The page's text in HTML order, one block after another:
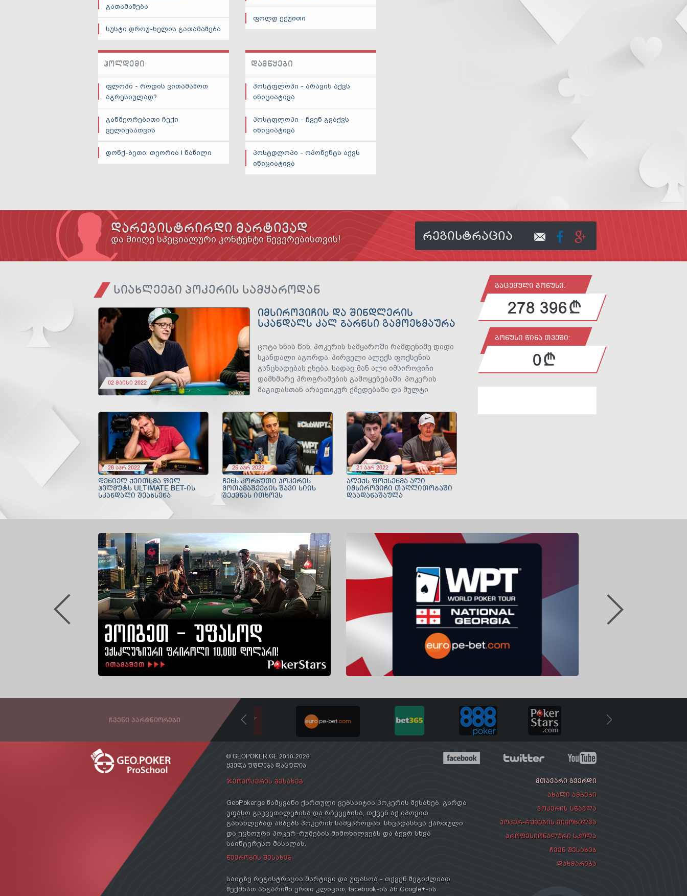
გათამაშება
სუსტი დროუ-ხელის გათამაშება
ფოლდ ექუითი
ᲰᲝᲚᲓᲔᲛᲘ
ფლოპი - როდის ვითამაშოთ
აგრესიულად?
განმეორებითი ჩექი
ველიუსათვის
დონქ-ბეთი: თეორია I ნაწილი
ᲓᲐᲛᲬᲧᲔᲑᲘ
პოსტფლოპი - არავის აქვს
ინიციატივა
პოსტფლოპი - ჩვენ გვაქვს
ინიციატივა
პოსტდლოპი - ოპონენტს აქვს
ინიციატივა
ᲓᲐᲠᲔᲒᲘᲡᲢᲠᲘᲠᲓᲘ ᲛᲐᲠᲢᲘᲕᲐᲓ
და მიიღე სპეციალური კონტენტი წევერებისთვის! ᲠᲔᲒᲘᲡᲢᲠᲐᲪᲘᲐ
ᲡᲘᲐᲮᲚᲔᲔᲑᲘ ᲞᲝᲙᲔᲠᲘᲡ ᲡᲐᲛᲧᲐᲠᲝᲓᲐᲜ
02 მაისი 2022
ᲘᲛᲡᲘᲠᲝᲕᲘᲩᲘᲡ ᲓᲐ ᲨᲘᲜᲓᲚᲔᲠᲘᲡ
ᲡᲙᲐᲜᲓᲐᲚᲡ ᲙᲐᲚ ᲑᲐᲠᲜᲡᲘ ᲒᲐᲛᲝᲔᲮᲛᲐᲣᲠᲐ
ცოტა ხნის წინ, პოკერის სამყაროში რამდენიმე დიდი
სკანდალი აგორდა. პირველი ალექს ფოქსენის
განცხადებას ეხება, სადაც მან ალი იმსიროვიჩი
დამხმარე პროგრამების გამოყენებაში, პოკერის
მაგიდასთან არაეთიკურ ქმედებაში და მულტი
28 აპრ 2022
ᲓᲔᲜᲘᲔᲚ ᲥᲔᲘᲗᲡᲛᲐ ᲤᲘᲚ
ᲰᲔᲚᲛᲣᲢᲡ ULTIMATE BET-ᲘᲡ
ᲡᲙᲐᲜᲓᲐᲚᲘ ᲨᲔᲐᲮᲡᲔᲜᲐ
25 აპრ 2022
ᲩᲔᲜᲡ ᲙᲝᲠᲜᲣᲗᲘ ᲞᲝᲙᲔᲠᲘᲡ
ᲛᲝᲗᲐᲛᲐᲨᲔᲔᲑᲘᲡ ᲨᲐᲕᲘ ᲡᲘᲘᲡ
ᲨᲔᲥᲛᲜᲐᲡ ᲘᲗᲮᲝᲕᲡ
21 აპრ 2022
ᲐᲚᲔᲥᲡ ᲤᲝᲥᲡᲔᲜᲛᲐ ᲐᲚᲘ
ᲘᲛᲡᲘᲠᲝᲕᲘᲩᲘ ᲗᲐᲦᲚᲘᲗᲝᲑᲐᲨᲘ
ᲓᲐᲐᲓᲐᲜᲐᲨᲐᲣᲚᲐ
ᲒᲐᲪᲔᲛᲣᲚᲘ ᲑᲝᲜᲣᲡᲘ:
278 396
ᲑᲝᲜᲣᲡᲘ ᲬᲘᲜᲐ ᲗᲕᲔᲨᲘ:
0
ᲩᲕᲔᲜᲘ ᲞᲐᲠᲢᲜᲘᲝᲠᲔᲑᲘ
© GEOPOKER.GE 2010-2026
ᲧᲕᲔᲚᲐ ᲣᲤᲚᲔᲑᲐ ᲓᲐᲪᲣᲚᲘᲐ
ᲯᲔᲝᲞᲝᲙᲔᲠᲘᲡ ᲨᲔᲡᲐᲮᲔᲑ
GeoPoker.ge წამყვანი ქართული ვებსაიტია პოკერის შესახებ. გარდა
უფასო გაკვეთილებისა და რჩევებისა, თქვენ აქ იპოვით
განახლებად ამბებს პოკერის სამყაროდან, სხვადასხვა ქართული
და უცხოური პოკერ-რუმების მიმოხილვებს და ბევრ სხვა
საინტერესო მასალას.
ᲬᲔᲕᲠᲝᲑᲘᲡ ᲨᲔᲡᲐᲮᲔᲑ
საიტზე რეგისტრაცია მარტივი და უფასოა - თქვენ შეგიძლიათ
შექმნათ ანგარიში ერთი კლიკით, facebook-ის ან Google+-ის
ᲛᲗᲐᲕᲐᲠᲘ ᲒᲕᲔᲠᲓᲘ
ᲐᲮᲐᲚᲘ ᲐᲛᲑᲔᲑᲘ
ᲞᲝᲙᲔᲠᲘᲡ ᲡᲬᲐᲕᲚᲐ
ᲞᲝᲙᲔᲠ-ᲠᲣᲛᲔᲑᲘᲡ ᲛᲘᲛᲝᲮᲘᲚᲕᲐ
ᲞᲠᲝᲤᲔᲡᲘᲝᲜᲐᲚᲣᲠᲘ ᲡᲙᲝᲚᲐ
ᲩᲕᲔᲜ ᲨᲔᲡᲐᲮᲔᲑ
ᲓᲐᲮᲛᲐᲠᲔᲑᲐ